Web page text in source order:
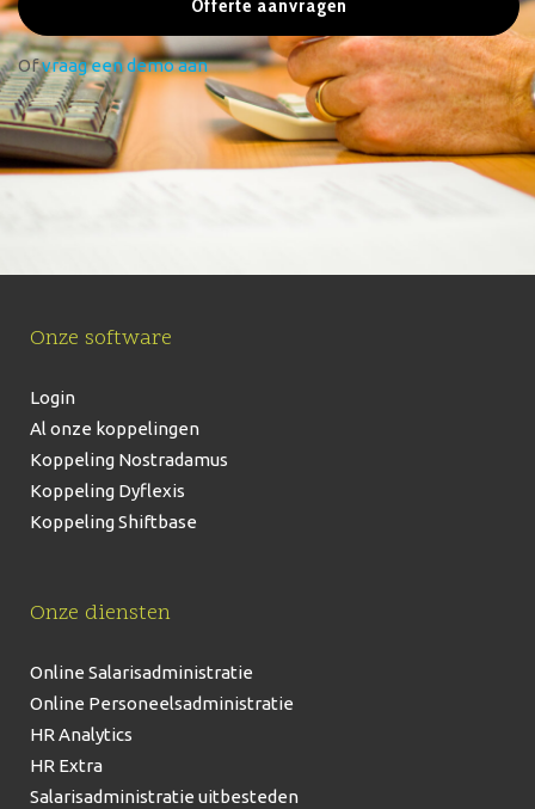
Offerte aanvragen
Ofvraag een demo aan
Onze software
Login
Al onze koppelingen
Koppeling Nostradamus
Koppeling Dyflexis
Koppeling Shiftbase
Onze diensten
Online Salarisadministratie
Online Personeelsadministratie
HR Analytics
HR Extra
Salarisadministratie uitbesteden